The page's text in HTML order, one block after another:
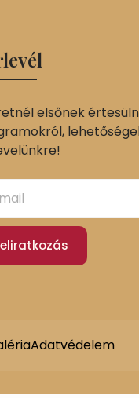
elsőnek
Adatvédelem